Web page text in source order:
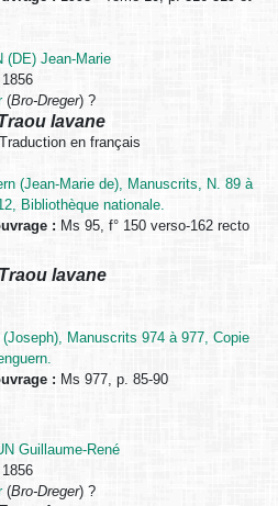
(DE) Jean-Marie
(Bro-Dreger) ?
lavane
en français
(Jean-Marie de), Manuscrits, N. 89 à
Bibliothèque nationale.
: Ms 95, f° 150 verso-162 recto
lavane
Manuscrits 974 à 977, Copie
: Ms 977, p. 85-90
Guillaume-René
(Bro-Dreger) ?